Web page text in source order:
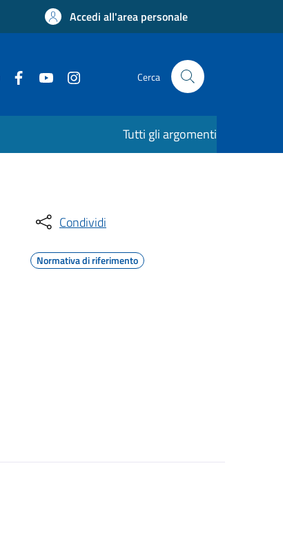
Accedi all'area personale
Cerca
Tutti gli argomenti
Condividi
Normativa di riferimento